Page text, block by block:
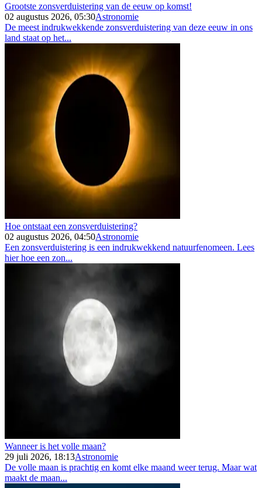
Grootste zonsverduistering van de eeuw op komst!
02 augustus 2026, 05:30Astronomie
De meest indrukwekkende zonsverduistering van deze eeuw in ons
land staat op het...
Hoe ontstaat een zonsverduistering?
02 augustus 2026, 04:50Astronomie
Een zonsverduistering is een indrukwekkend natuurfenomeen. Lees
hier hoe een zon...
Wanneer is het volle maan?
29 juli 2026, 18:13Astronomie
De volle maan is prachtig en komt elke maand weer terug. Maar wat
maakt de maan...